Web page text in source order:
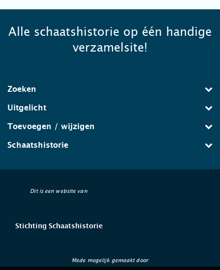
Alle schaatshistorie op één handige
verzamelsite!
Zoeken
Uitgelicht
Toevoegen / wijzigen
Schaatshistorie
Dit is een website van
Stichting Schaatshistorie
Mede mogelijk gemaakt door